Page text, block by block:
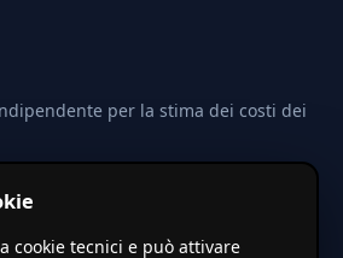
per la stima dei costi dei
calcolate tramite coefficienti
cookie tecnici e può attivare